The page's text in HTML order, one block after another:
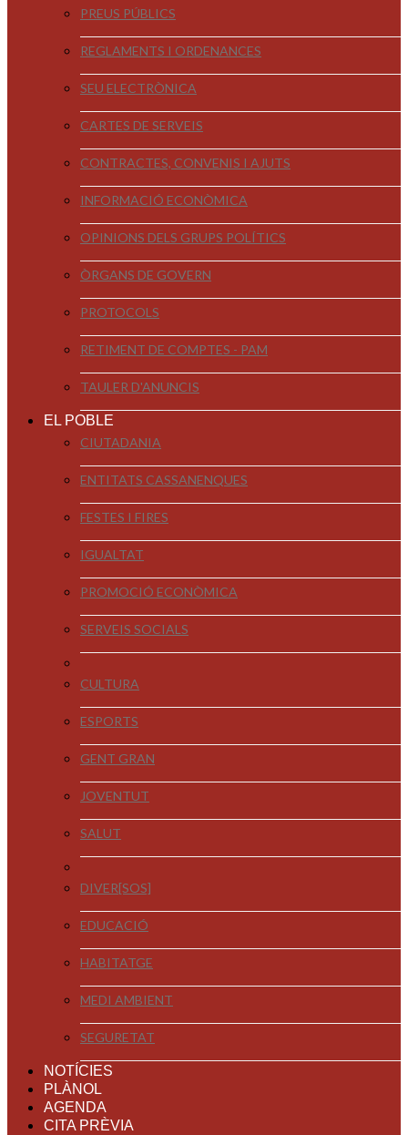
PREUS PÚBLICS
REGLAMENTS I ORDENANCES
SEU ELECTRÒNICA
CARTES DE SERVEIS
CONTRACTES, CONVENIS I AJUTS
INFORMACIÓ ECONÒMICA
OPINIONS DELS GRUPS POLÍTICS
ÒRGANS DE GOVERN
PROTOCOLS
RETIMENT DE COMPTES - PAM
TAULER D'ANUNCIS
EL POBLE
CIUTADANIA
ENTITATS CASSANENQUES
FESTES I FIRES
IGUALTAT
PROMOCIÓ ECONÒMICA
SERVEIS SOCIALS
CULTURA
ESPORTS
GENT GRAN
JOVENTUT
SALUT
DIVER[SOS]
EDUCACIÓ
HABITATGE
MEDI AMBIENT
SEGURETAT
NOTÍCIES
PLÀNOL
AGENDA
CITA PRÈVIA